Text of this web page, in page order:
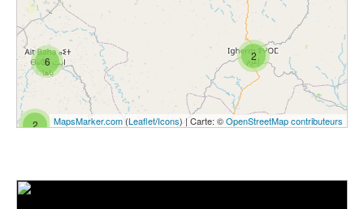
2
2
6
MapsMarker.com(Leaflet/Icons) | Carte: ©OpenStreetMap contributeurs